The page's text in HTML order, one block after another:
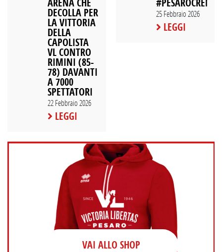
DECOLLA PER
LA VITTORIA
DELLA
CAPOLISTA
VL CONTRO
RIMINI (85-
78) DAVANTI
A 7000
SPETTATORI
22 Febbraio 2026
LEGGI
25 Febbraio 2026
LEGGI
VAI ALLO SHOP